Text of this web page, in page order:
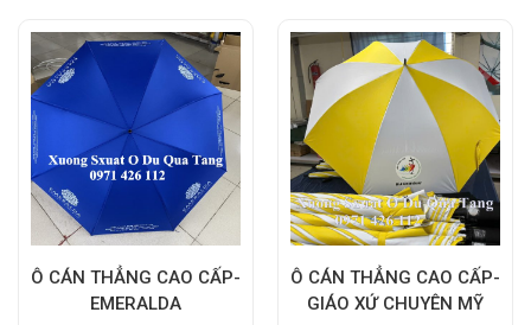
Ô CÁN THẲNG CAO CẤP-
EMERALDA
Ô CÁN THẲNG CAO CẤP-
GIÁO XỨ CHUYÊN MỸ